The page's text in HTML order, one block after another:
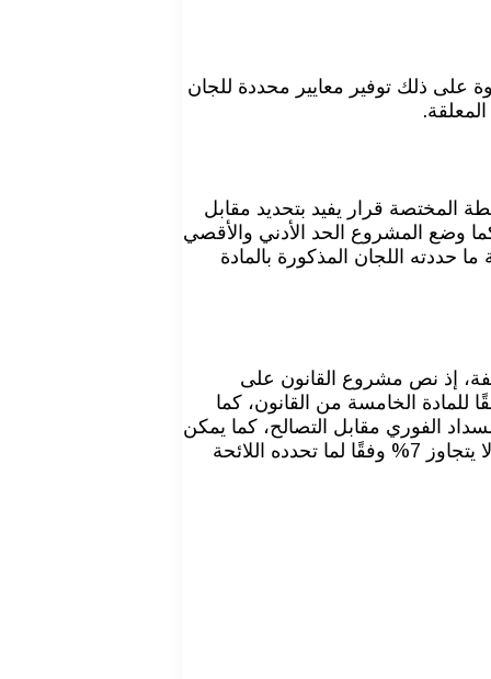
على ذلك توفير معايير محددة للجان
رقم 8 من مشروع القانون، أصدرت السلطة المختصة قرار يفيد بتحديد مقابل
وضع المشروع الحد الأدني والأقصي
حددته اللجان المذكورة بالمادة
إذ نص مشروع القانون على
الخامسة من القانون، كما
في حال السداد الفوري مقابل التصالح، كما يمكن
أداء ما تبقى مقابل التصالح على عدة أقساط مقسمة خلال خمس سنوات، لكن إذا زادت المدة عن 3 سنوات يتم تحديد عائد لا يتجاوز 7% وفقًا لما تحدده اللائحة